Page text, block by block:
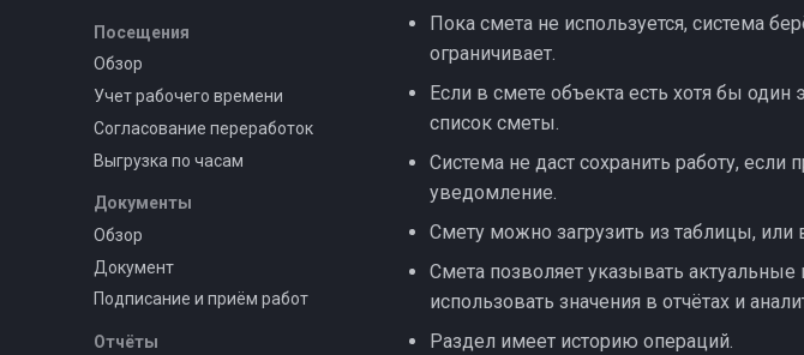
Посещения
Обзор
Учет рабочего времени
Согласование переработок
Выгрузка по часам
Документы
Обзор
Документ
Подписание и приём работ
Отчёты
Пока смета не используется, система
ограничивает.
Если в смете объекта есть хотя бы
список сметы.
Система не даст сохранить работу,
уведомление.
Смету можно загрузить из таблицы, или
Смета позволяет указывать
использовать значения в отчётах и
Раздел имеет историю операций.